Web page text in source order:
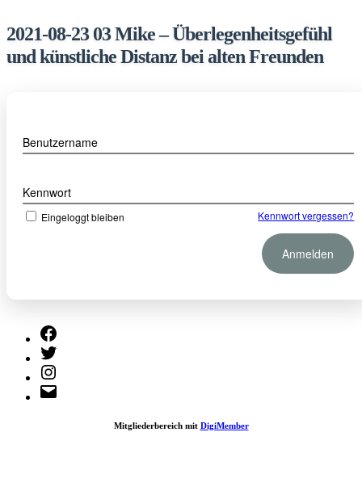
2021-08-23 03 Mike – Überlegenheitsgefühl
und künstliche Distanz bei alten Freunden
Benutzername
Kennwort
Eingeloggt bleiben Kennwort vergessen?
Facebook
Twitter
Instagram
E-
Mitgliederbereich mit DigiMember